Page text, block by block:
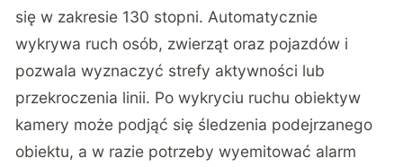
się w zakresie 130 stopni. Automatycznie
wykrywa ruch osób, zwierząt oraz pojazdów i
pozwala wyznaczyć strefy aktywności lub
przekroczenia linii. Po wykryciu ruchu obiektyw
kamery może podjąć się śledzenia podejrzanego
obiektu, a w razie potrzeby wyemitować alarm